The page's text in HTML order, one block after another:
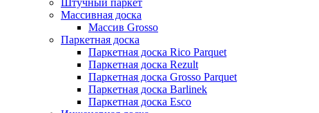
Штучный паркет
Массивная доска
Массив Grosso
Паркетная доска
Паркетная доска Rico Parquet
Паркетная доска Rezult
Паркетная доска Grosso Parquet
Паркетная доска Barlinek
Паркетная доска Esco